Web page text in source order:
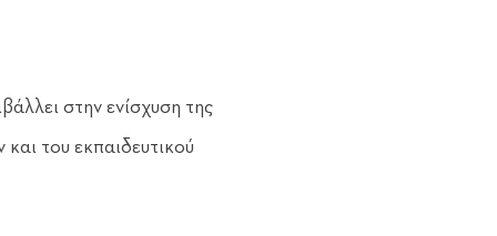
στην ενίσχυση της
του εκπαιδευτικού